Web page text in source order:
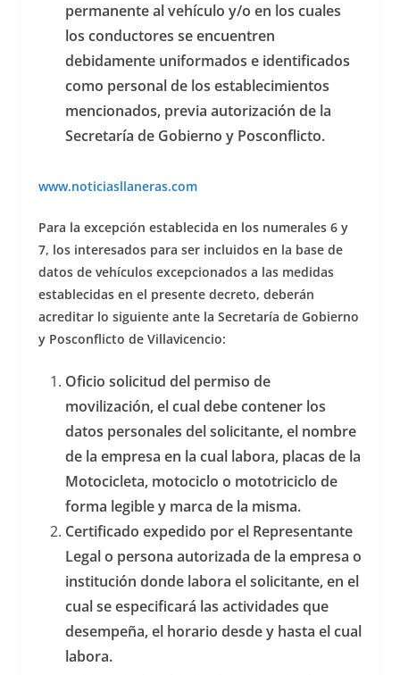
permanente al vehículo y/o en los cuales
los conductores se encuentren
debidamente uniformados e identificados
como personal de los establecimientos
mencionados, previa autorización de la
Secretaría de Gobierno y Posconflicto.
www.noticiasllaneras.com
Para la excepción establecida en los numerales 6 y
7, los interesados para ser incluidos en la base de
datos de vehículos excepcionados a las medidas
establecidas en el presente decreto, deberán
acreditar lo siguiente ante la Secretaría de Gobierno
y Posconflicto de Villavicencio:
Oficio solicitud del permiso de
movilización, el cual debe contener los
datos personales del solicitante, el nombre
de la empresa en la cual labora, placas de la
Motocicleta, motociclo o mototriciclo de
forma legible y marca de la misma.
Certificado expedido por el Representante
Legal o persona autorizada de la empresa o
institución donde labora el solicitante, en el
cual se especificará las actividades que
desempeña, el horario desde y hasta el cual
labora.